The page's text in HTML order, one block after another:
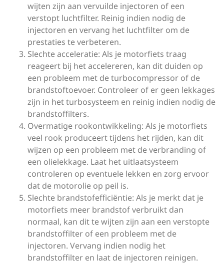
wijten zijn aan vervuilde injectoren of een
verstopt luchtfilter. Reinig indien nodig de
injectoren en vervang het luchtfilter om de
prestaties te verbeteren.
Slechte acceleratie: Als je motorfiets traag
reageert bij het accelereren, kan dit duiden op
een probleem met de turbocompressor of de
brandstoftoevoer. Controleer of er geen lekkages
zijn in het turbosysteem en reinig indien nodig de
brandstoffilters.
Overmatige rookontwikkeling: Als je motorfiets
veel rook produceert tijdens het rijden, kan dit
wijzen op een probleem met de verbranding of
een olielekkage. Laat het uitlaatsysteem
controleren op eventuele lekken en zorg ervoor
dat de motorolie op peil is.
Slechte brandstofefficiëntie: Als je merkt dat je
motorfiets meer brandstof verbruikt dan
normaal, kan dit te wijten zijn aan een verstopte
brandstoffilter of een probleem met de
injectoren. Vervang indien nodig het
brandstoffilter en laat de injectoren reinigen.